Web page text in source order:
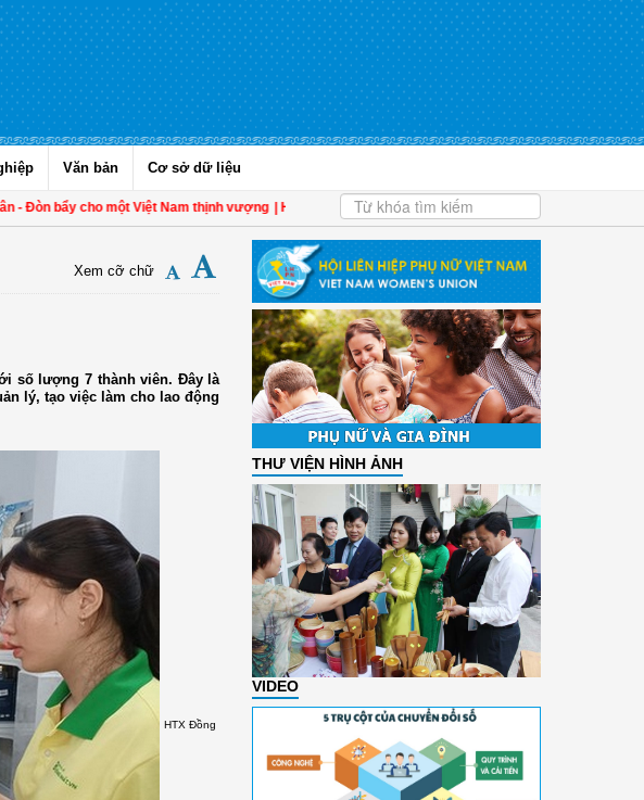
Văn bản Cơ sở dữ liệu
cho một Việt Nam thịnh vượng | Hội LHPN tỉnh Kiên Giang biểu dương phụ nữ tiêu biểu trong tham gia
Xem cỡ chữ
số lượng 7 thành viên. Đây là
lý, tạo việc làm cho lao động
HTX Đồng
THƯ VIỆN HÌNH ẢNH
VIDEO